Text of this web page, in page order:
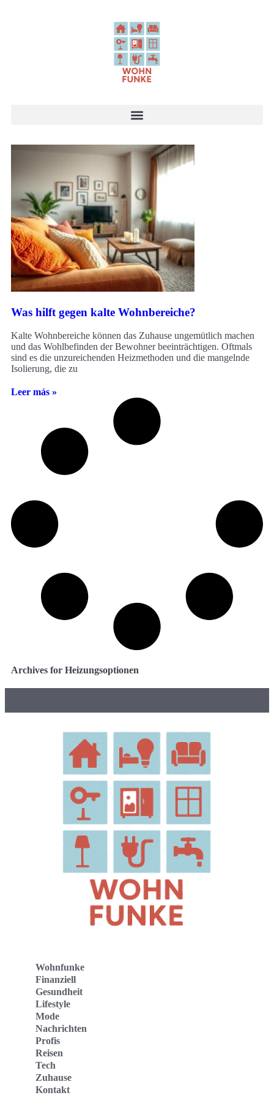
Was hilft gegen kalte Wohnbereiche?
Kalte Wohnbereiche können das Zuhause ungemütlich machen
und das Wohlbefinden der Bewohner beeinträchtigen. Oftmals
sind es die unzureichenden Heizmethoden und die mangelnde
Isolierung, die zu
Leer más »
Archives for Heizungsoptionen
Wohnfunke
Finanziell
Gesundheit
Lifestyle
Mode
Nachrichten
Profis
Reisen
Tech
Zuhause
Kontakt